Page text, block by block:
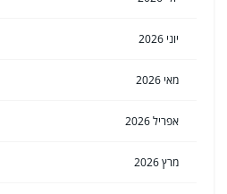
יוני 2026
מאי 2026
אפריל 2026
מרץ 2026